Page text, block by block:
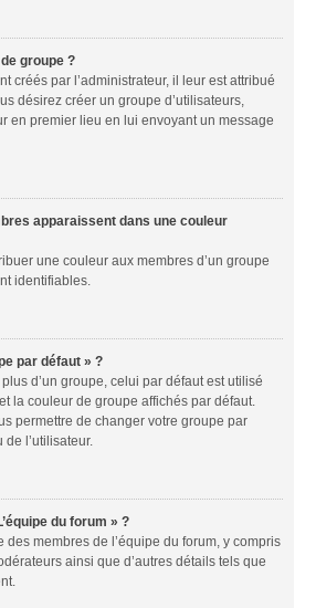
groupe ?
créés par l’administrateur, il leur est attribué
désirez créer un groupe d’utilisateurs,
en premier lieu en lui envoyant un message
apparaissent dans une couleur
une couleur aux membres d’un groupe
identifiables.
par défaut » ?
d’un groupe, celui par défaut est utilisé
la couleur de groupe affichés par défaut.
permettre de changer votre groupe par
l’utilisateur.
du forum » ?
membres de l’équipe du forum, y compris
ainsi que d’autres détails tels que